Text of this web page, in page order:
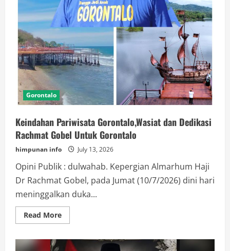
Gorontalo
Keindahan Pariwisata Gorontalo,Wasiat dan Dedikasi
Rachmat Gobel Untuk Gorontalo
himpunan info July 13, 2026
Opini Publik : dulwahab. Kepergian Almarhum Haji
Dr Rachmat Gobel, pada Jumat (10/7/2026) dini hari
meninggalkan duka...
Read MoreRead
more
Pariwisata